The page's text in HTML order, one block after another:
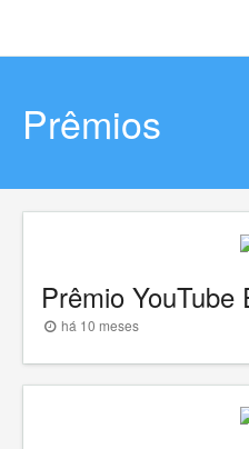
Prêmios
Prêmio YouTube
há 10 meses